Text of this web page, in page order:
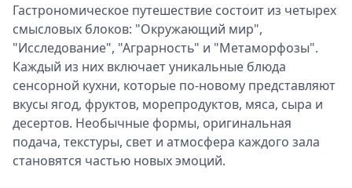
Гастрономическое путешествие состоит из четырех
смысловых блоков: "Окружающий мир",
"Исследование", "Аграрность" и "Метаморфозы".
Каждый из них включает уникальные блюда
сенсорной кухни, которые по-новому представляют
вкусы ягод, фруктов, морепродуктов, мяса, сыра и
десертов. Необычные формы, оригинальная
подача, текстуры, свет и атмосфера каждого зала
становятся частью новых эмоций.